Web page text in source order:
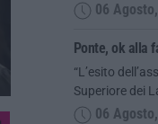
06
Ponte, ok alla
“L’esito
Superiore dei
06